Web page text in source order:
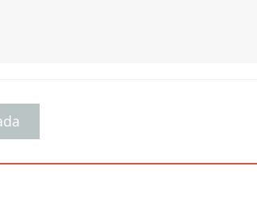
4, se amplían algunos conceptos del
en la red del ejemplo anterior Partiendo